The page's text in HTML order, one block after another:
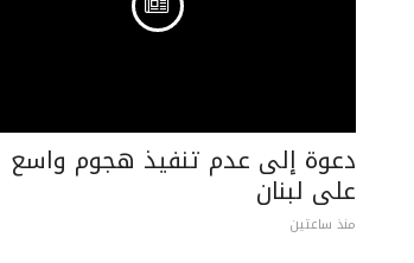
دعوة إلى عدم تنفيذ هجوم واسع
على لبنان
منذ ساعتين